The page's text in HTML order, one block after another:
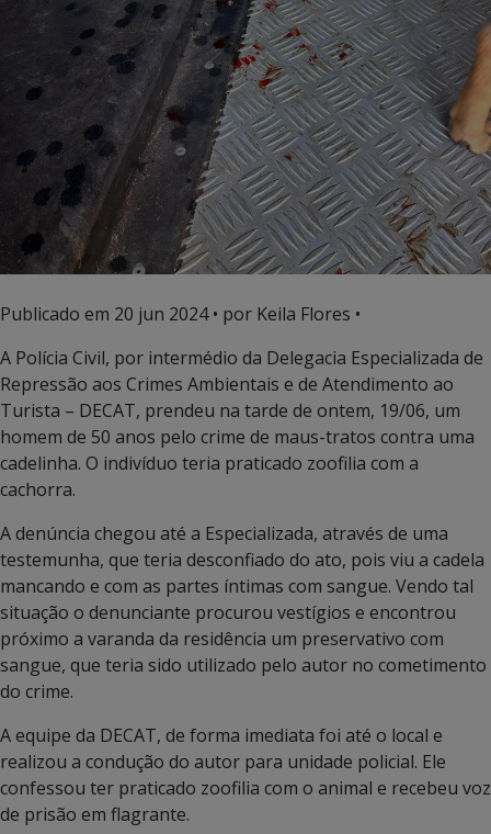
Publicado em 20 jun 2024• por Keila Flores •
A Polícia Civil, por intermédio da Delegacia Especializada de
Repressão aos Crimes Ambientais e de Atendimento ao
Turista – DECAT, prendeu na tarde de ontem, 19/06, um
homem de 50 anos pelo crime de maus-tratos contra uma
cadelinha. O indivíduo teria praticado zoofilia com a
cachorra.
A denúncia chegou até a Especializada, através de uma
testemunha, que teria desconfiado do ato, pois viu a cadela
mancando e com as partes íntimas com sangue. Vendo tal
situação o denunciante procurou vestígios e encontrou
próximo a varanda da residência um preservativo com
sangue, que teria sido utilizado pelo autor no cometimento
do crime.
A equipe da DECAT, de forma imediata foi até o local e
realizou a condução do autor para unidade policial. Ele
confessou ter praticado zoofilia com o animal e recebeu voz
de prisão em flagrante.